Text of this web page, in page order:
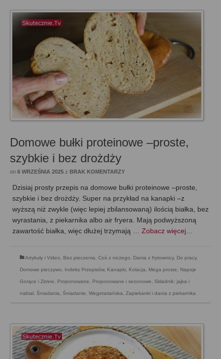
Domowe bułki proteinowe –proste,
szybkie i bez drożdży
on 6 WRZEŚNIA 2025 z BRAK KOMENTARZY
Dzisiaj prosty przepis na domowe bułki proteinowe –proste,
szybkie i bez drożdży. Super na przykład na kanapki –z
wyższą niż zwykle (więc lepiej zbilansowaną) ilością białka, bez
wyrastania, z piekarnika albo air fryera. Mają podwyższoną
zawartość białka, więc dłużej trzymają … Zobacz więcej…
Artykuły i Video, Bez pieczenia, Coś z niczego, Dania z frytownicy, Do pracy,
Domowe pieczywo, Indeks Przepisów, Kanapki, Kolacja, Mega proste, Napoje
Gorące i Zimne, Proponowane, Proponowane i sezonowe, Składnik: jajka i
nabiał, Śniadania, Śniadanie, Wegetariańska, Zapiekanki i dania z piekarnika